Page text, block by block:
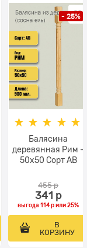
- 25%
Балясина
деревянная Рим -
50x50 Сорт AB
455 р
341 р
выгода114 рили25%
В
КОРЗИНУ